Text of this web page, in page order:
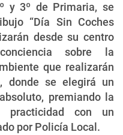
y 3º de Primaria, se
“Día Sin Coches
desde su centro
sobre la
que realizarán
donde se elegirá un
premiando la
practicidad con un
por Policía Local.